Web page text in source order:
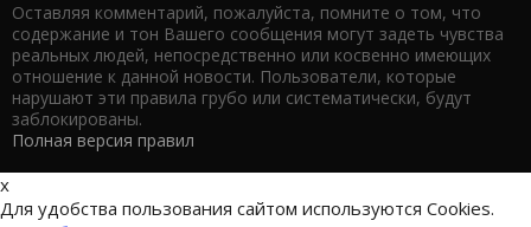
Оставляя комментарий, пожалуйста, помните о том, что
содержание и тон Вашего сообщения могут задеть чувства
реальных людей, непосредственно или косвенно имеющих
отношение к данной новости. Пользователи, которые
нарушают эти правила грубо или систематически, будут
заблокированы.
Полная версия правил
x
Для удобства пользования сайтом используются Cookies.